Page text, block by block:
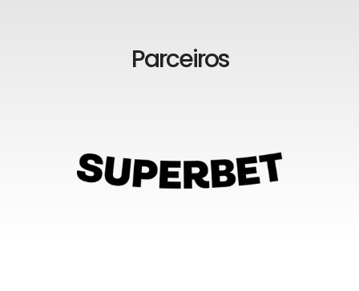
Parceiros